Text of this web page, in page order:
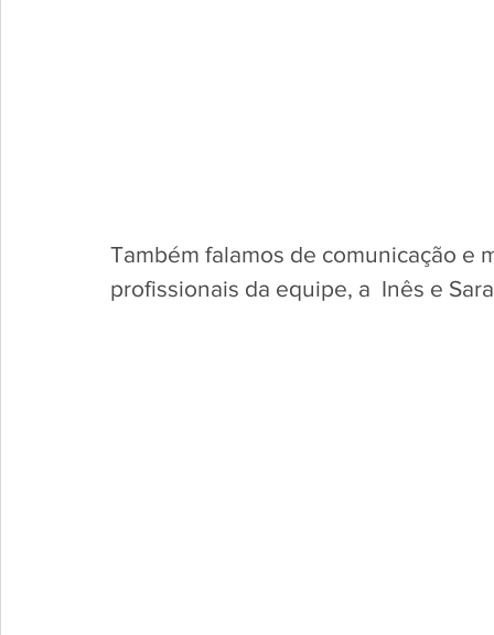
Também falamos de comunicação e
profissionais da equipe, a  Inês e